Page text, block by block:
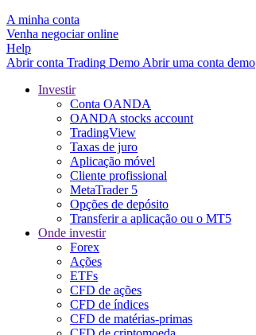
A minha conta
Venha negociar online
Help
Abrir conta Trading Demo Abrir uma conta demo
Investir
Conta OANDA
OANDA stocks account
TradingView
Taxas de juro
Aplicação móvel
Cliente profissional
MetaTrader 5
Opções de depósito
Transferir a aplicação ou o MT5
Onde investir
Forex
Ações
ETFs
CFD de ações
CFD de índices
CFD de matérias-primas